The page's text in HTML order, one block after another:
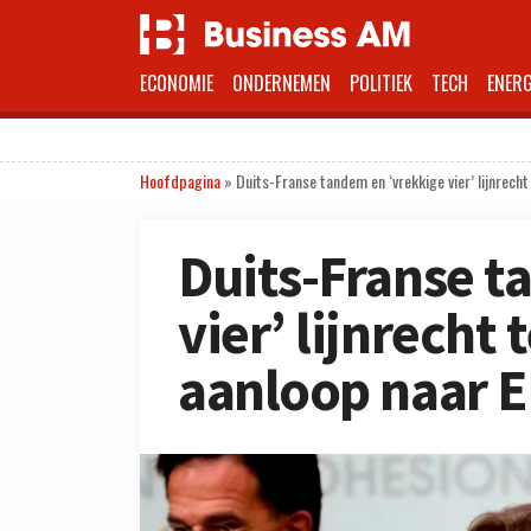
ECONOMIE ONDERNEMEN POLITIEK TECH
Hoofdpagina» Duits-Franse tandem en ‘vrekkige vier’
Duits-Franse
vier’ lijnrecht
aanloop naar